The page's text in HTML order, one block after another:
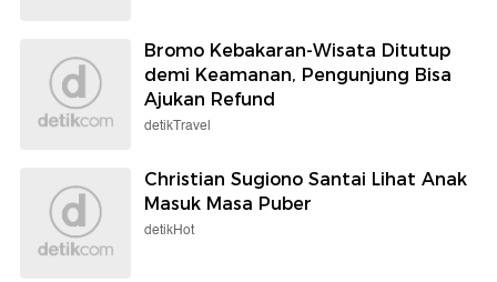
Bromo Kebakaran-Wisata Ditutup
demi Keamanan, Pengunjung Bisa
Ajukan Refund
detikTravel
Christian Sugiono Santai Lihat Anak
Masuk Masa Puber
detikHot